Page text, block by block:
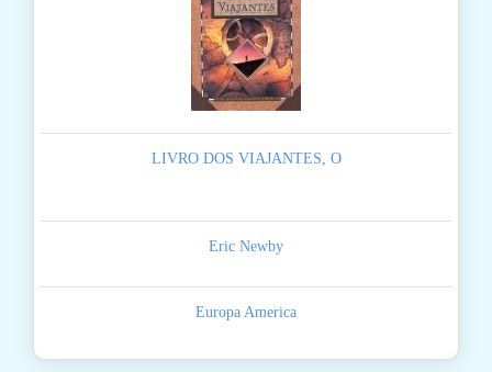
LIVRO DOS VIAJANTES, O
Eric Newby
Europa America